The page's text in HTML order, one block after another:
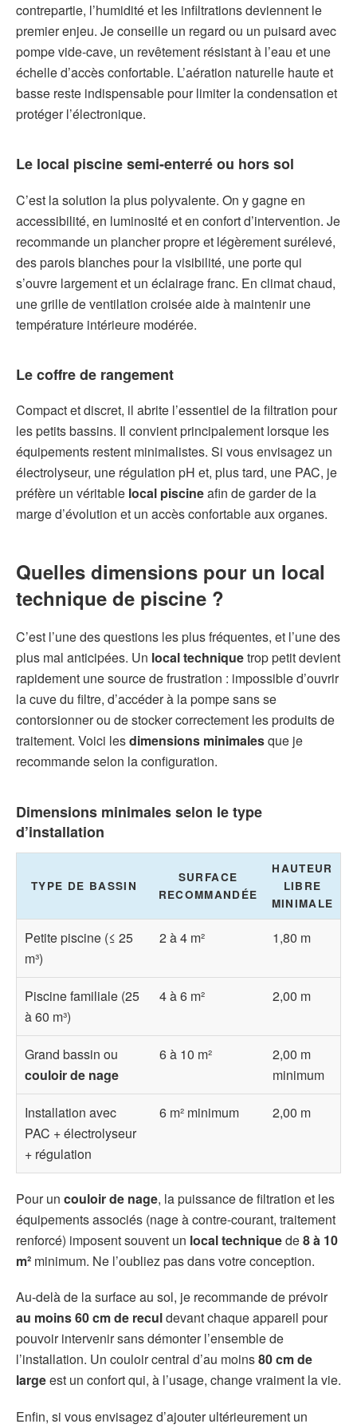
contrepartie, l’humidité et les infiltrations deviennent le
premier enjeu. Je conseille un regard ou un puisard avec
pompe vide-cave, un revêtement résistant à l’eau et une
échelle d’accès confortable. L’aération naturelle haute et
basse reste indispensable pour limiter la condensation et
protéger l’électronique.
Le local piscine semi-enterré ou hors sol
C’est la solution la plus polyvalente. On y gagne en
accessibilité, en luminosité et en confort d’intervention. Je
recommande un plancher propre et légèrement surélevé,
des parois blanches pour la visibilité, une porte qui
s’ouvre largement et un éclairage franc. En climat chaud,
une grille de ventilation croisée aide à maintenir une
température intérieure modérée.
Le coffre de rangement
Compact et discret, il abrite l’essentiel de la filtration pour
les petits bassins. Il convient principalement lorsque les
équipements restent minimalistes. Si vous envisagez un
électrolyseur, une régulation pH et, plus tard, une PAC, je
préfère un véritable local piscineafin de garder de la
marge d’évolution et un accès confortable aux organes.
Quelles dimensions pour un local
technique de piscine ?
C’est l’une des questions les plus fréquentes, et l’une des
plus mal anticipées. Un local techniquetrop petit devient
rapidement une source de frustration : impossible d’ouvrir
la cuve du filtre, d’accéder à la pompe sans se
contorsionner ou de stocker correctement les produits de
traitement. Voici lesdimensions minimalesque je
recommande selon la configuration.
Dimensions minimales selon le type
d’installation
TYPE DE BASSIN
SURFACE
RECOMMANDÉE
HAUTEUR
LIBRE
MINIMALE
Petite piscine (≤ 25
m³)
2 à 4 m² 1,80 m
Piscine familiale (25
à 60 m³)
4 à 6 m² 2,00 m
Grand bassin ou
couloir de nage
6 à 10 m²
2,00 m
minimum
Installation avec
PAC + électrolyseur
+ régulation
6 m² minimum 2,00 m
Pour un couloir de nage, la puissance de filtration et les
équipements associés (nage à contre-courant, traitement
renforcé) imposent souvent un local techniquede8 à 10
m² minimum. Ne l’oubliez pas dans votre conception.
Au-delà de la surface au sol, je recommande de prévoir
au moins 60 cm de reculdevant chaque appareil pour
pouvoir intervenir sans démonter l’ensemble de
l’installation. Un couloir central d’au moins80 cm de
largeest un confort qui, à l’usage, change vraiment la vie.
Enfin, si vous envisagez d’ajouter ultérieurement un